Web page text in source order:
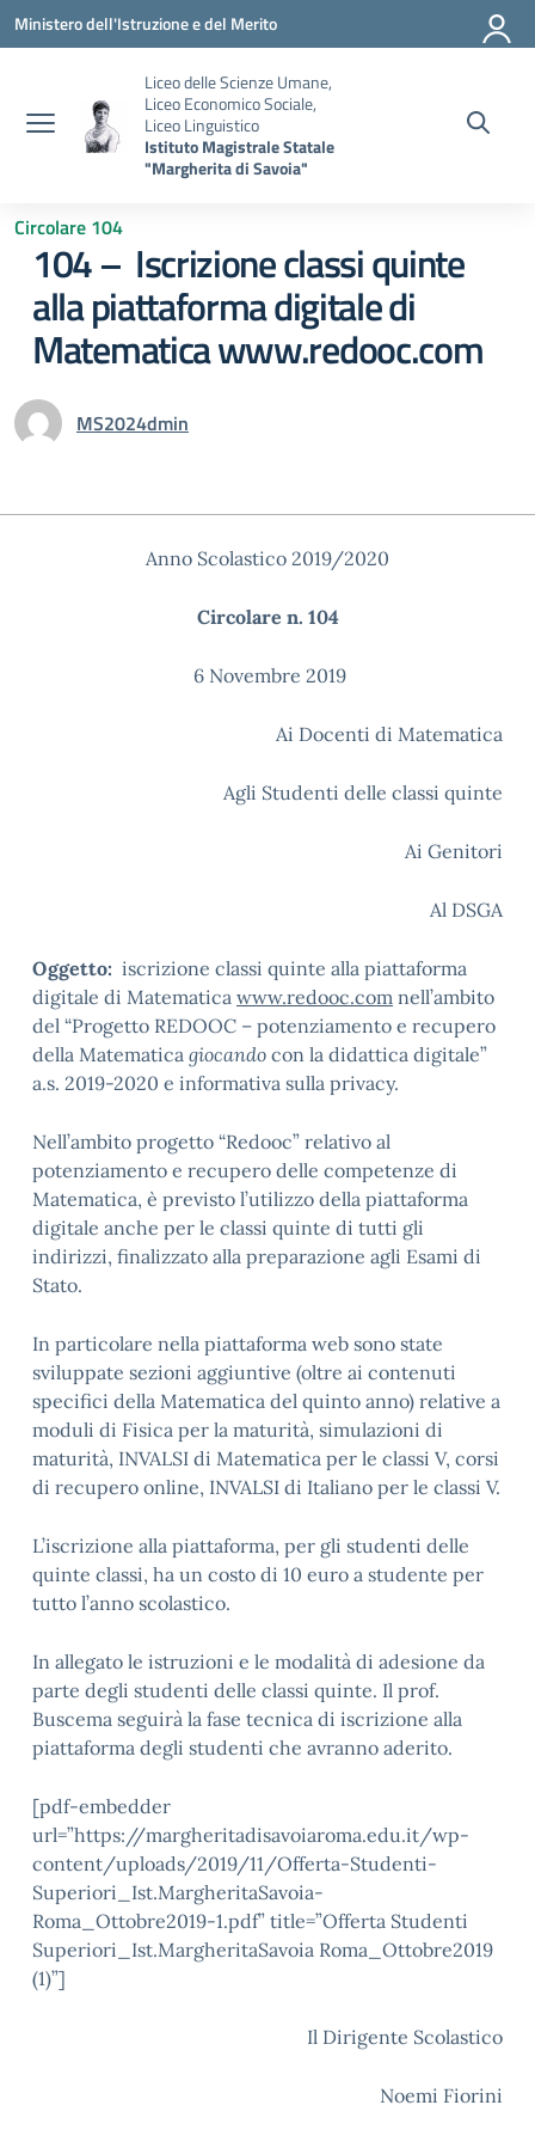
Vai ai contenuti
Vai al menu di navigazione
Vai al footer
Ministero dell'Istruzione e del Merito
Liceo delle Scienze Umane,
Liceo Economico Sociale,
Liceo Linguistico
Istituto Magistrale Statale
"Margherita di Savoia"
Circolare 104
104 – Iscrizione classi quinte
alla piattaforma digitale di
Matematica www.redooc.com
MS2024dmin
Anno Scolastico 2019/2020
Circolare n. 104
6 Novembre 2019
Ai Docenti di Matematica
Agli Studenti delle classi quinte
Ai Genitori
Al DSGA
Oggetto: iscrizione classi quinte alla piattaforma
digitale di Matematica www.redooc.com nell’ambito
del “Progetto REDOOC – potenziamento e recupero
della Matematica giocando con la didattica digitale”
a.s. 2019-2020 e informativa sulla privacy.
Nell’ambito progetto “Redooc” relativo al
potenziamento e recupero delle competenze di
Matematica, è previsto l’utilizzo della piattaforma
digitale anche per le classi quinte di tutti gli
indirizzi, finalizzato alla preparazione agli Esami di
Stato.
In particolare nella piattaforma web sono state
sviluppate sezioni aggiuntive (oltre ai contenuti
specifici della Matematica del quinto anno) relative a
moduli di Fisica per la maturità, simulazioni di
maturità, INVALSI di Matematica per le classi V, corsi
di recupero online, INVALSI di Italiano per le classi V.
L’iscrizione alla piattaforma, per gli studenti delle
quinte classi, ha un costo di 10 euro a studente per
tutto l’anno scolastico.
In allegato le istruzioni e le modalità di adesione da
parte degli studenti delle classi quinte. Il prof.
Buscema seguirà la fase tecnica di iscrizione alla
piattaforma degli studenti che avranno aderito.
[pdf-embedder
url=”https://margheritadisavoiaroma.edu.it/wp-
content/uploads/2019/11/Offerta-Studenti-
Superiori_Ist.MargheritaSavoia-
Roma_Ottobre2019-1.pdf” title=”Offerta Studenti
Superiori_Ist.MargheritaSavoia Roma_Ottobre2019
(1)”]
Il Dirigente Scolastico
Noemi Fiorini